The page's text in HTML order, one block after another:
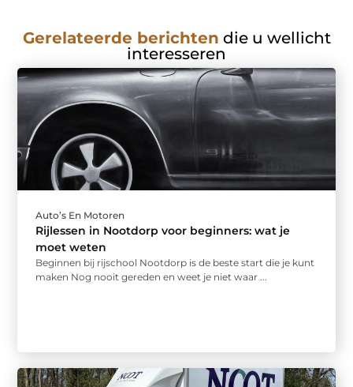
Gerelateerde berichten die u wellicht
interesseren
Auto’s En Motoren
Rijlessen in Nootdorp voor beginners: wat je
moet weten
Beginnen bij rijschool Nootdorp is de beste start die je kunt
maken Nog nooit gereden en weet je niet waar ...